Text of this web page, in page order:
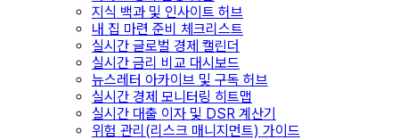
지식 백과 및 인사이트 허브
내 집 마련 준비 체크리스트
실시간 글로벌 경제 캘린더
실시간 금리 비교 대시보드
뉴스레터 아카이브 및 구독 허브
실시간 경제 모니터링 히트맵
실시간 대출 이자 및 DSR 계산기
위험 관리(리스크 매니지먼트) 가이드